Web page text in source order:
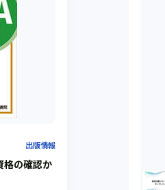
出版情報
格の確認か